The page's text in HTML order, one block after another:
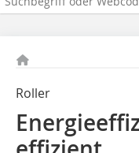
Roller